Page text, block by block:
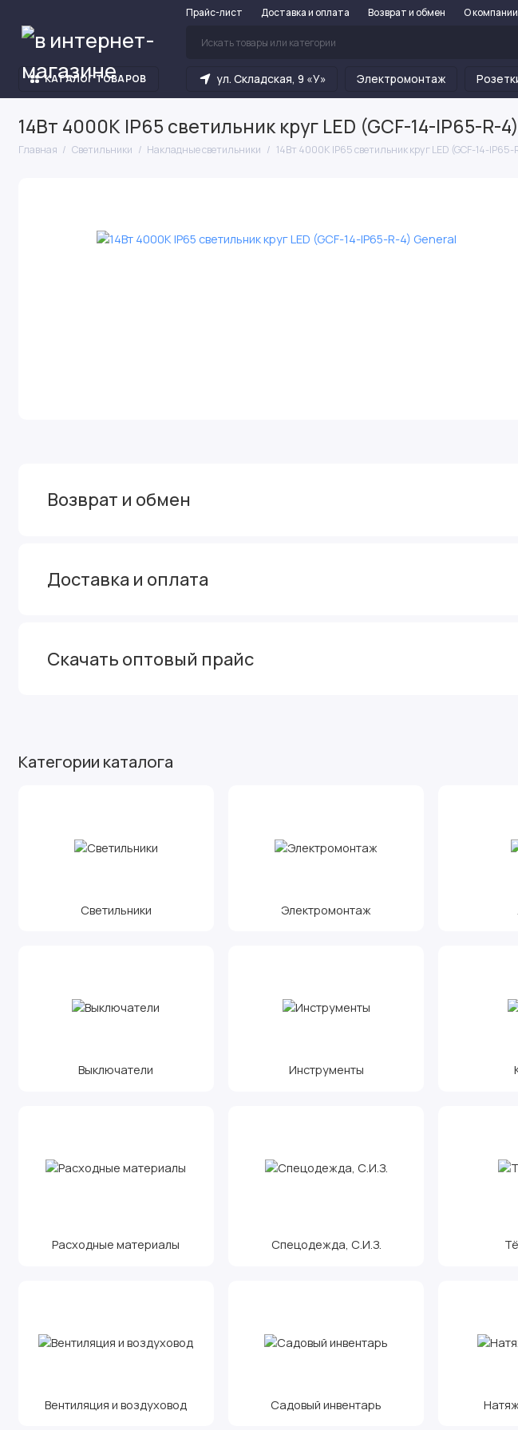
Прайс-лист Доставка и оплата Возврат и обмен О компании
КАТАЛОГ ТОВАРОВ ул. Складская, 9 «У» Электромонтаж
14Вт 4000К IP65 светильник круг LED (GCF-14-IP65-R-
Главная Светильники Накладные светильники 14Вт 4000К IP65 светильник круг LED (GCF-14-
Возврат и обмен
Доставка и оплата
Скачать оптовый прайс
Категории каталога
Светильники Электромонтаж
Выключатели Инструменты
Расходные материалы Спецодежда, С.И.З.
Вентиляция и воздуховод Садовый инвентарь